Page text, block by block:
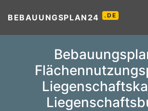
BEBAUUNGSPLAN24 .DE